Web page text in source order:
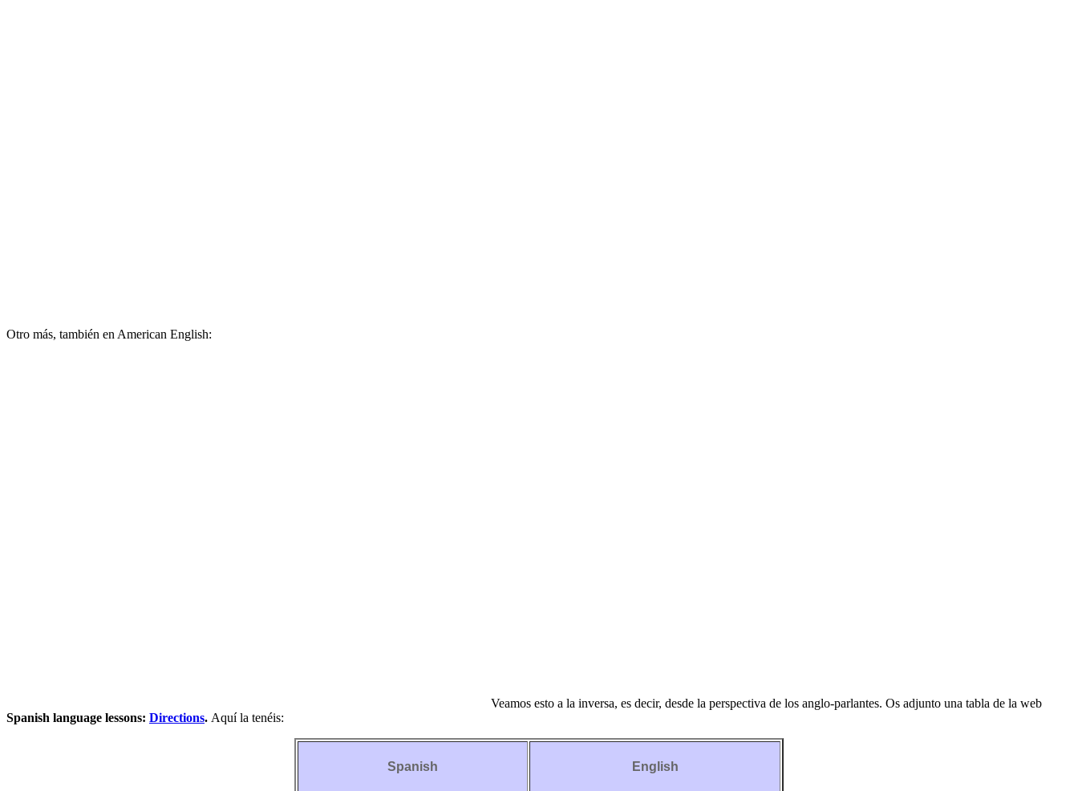
Otro más, también en American English:
Veamos esto a la inversa, es decir, desde la perspectiva de los anglo-parlantes. Os adjunto una tabla de la web
Spanish language lessons: Directions. Aquí la tenéis:
Spanish English